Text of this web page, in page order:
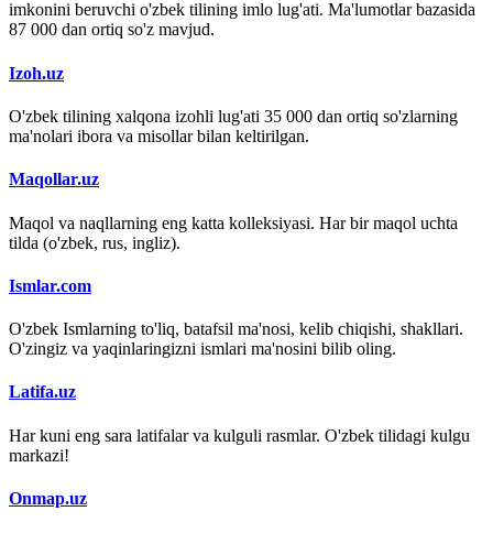
imkonini beruvchi o'zbek tilining imlo lug'ati. Ma'lumotlar bazasida
87 000 dan ortiq so'z mavjud.
Izoh.uz
O'zbek tilining xalqona izohli lug'ati 35 000 dan ortiq so'zlarning
ma'nolari ibora va misollar bilan keltirilgan.
Maqollar.uz
Maqol va naqllarning eng katta kolleksiyasi. Har bir maqol uchta
tilda (o'zbek, rus, ingliz).
Ismlar.com
O'zbek Ismlarning to'liq, batafsil ma'nosi, kelib chiqishi, shakllari.
O'zingiz va yaqinlaringizni ismlari ma'nosini bilib oling.
Latifa.uz
Har kuni eng sara latifalar va kulguli rasmlar. O'zbek tilidagi kulgu
markazi!
Onmap.uz